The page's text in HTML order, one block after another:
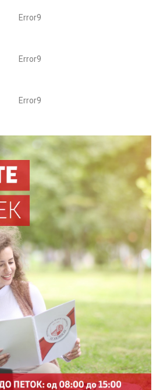
Error9
Error9
Error9